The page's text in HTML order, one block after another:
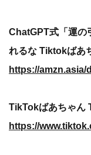
ChatGPT式「運の
れるな Tiktokばあ
https://amzn.asia/
TikTokばあちゃん